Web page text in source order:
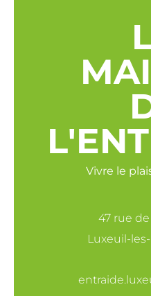
Vivre le
47 rue
Luxeuil-